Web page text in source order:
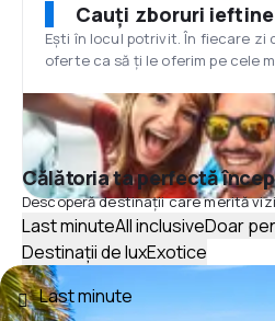
Cauți zboruri
Ești în locul potrivit. În fiecare zi
oferte ca să ți le oferim pe cele
Călătoria ta perfectă
Descoperă destinații care merită
Last minuteAll inclusiveDoar
Destinații de luxExotice
Last minute